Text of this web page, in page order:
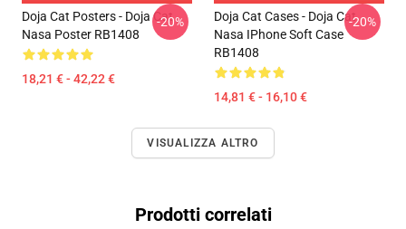
Doja Cat Posters - Doja Cat
Nasa Poster RB1408
18,21 € - 42,22 €
-20%
Doja Cat Cases - Doja Cat
Nasa IPhone Soft Case
RB1408
14,81 € - 16,10 €
-20%
VISUALIZZA ALTRO
Prodotti correlati